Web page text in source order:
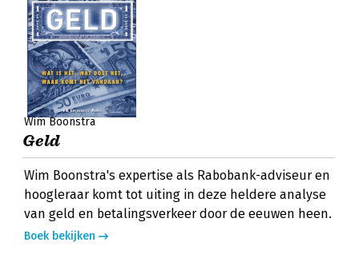
Wim Boonstra
Geld
Wim Boonstra's expertise als Rabobank-adviseur en
hoogleraar komt tot uiting in deze heldere analyse
van geld en betalingsverkeer door de eeuwen heen.
Boek bekijken